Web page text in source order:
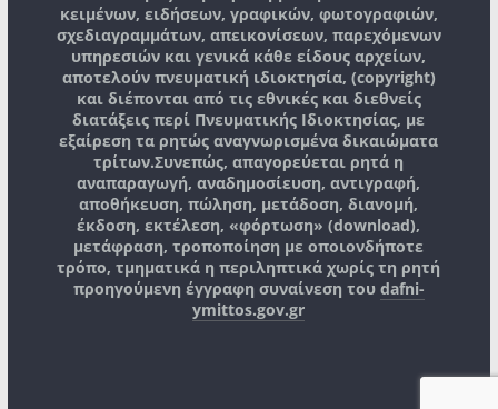
κειμένων, ειδήσεων, γραφικών, φωτογραφιών,
σχεδιαγραμμάτων, απεικονίσεων, παρεχόμενων
υπηρεσιών και γενικά κάθε είδους αρχείων,
αποτελούν πνευματική ιδιοκτησία, (copyright)
και διέπονται από τις εθνικές και διεθνείς
διατάξεις περί Πνευματικής Ιδιοκτησίας, με
εξαίρεση τα ρητώς αναγνωρισμένα δικαιώματα
τρίτων.Συνεπώς, απαγορεύεται ρητά η
αναπαραγωγή, αναδημοσίευση, αντιγραφή,
αποθήκευση, πώληση, μετάδοση, διανομή,
έκδοση, εκτέλεση, «φόρτωση» (download),
μετάφραση, τροποποίηση με οποιονδήποτε
τρόπο, τμηματικά η περιληπτικά χωρίς τη ρητή
προηγούμενη έγγραφη συναίνεση του dafni-
ymittos.gov.gr